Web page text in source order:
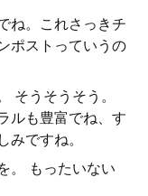
ね。これさっきチ
ポストっていうの
そうそうそう。
ルも豊富でね、す
みですね。
。 もったいない